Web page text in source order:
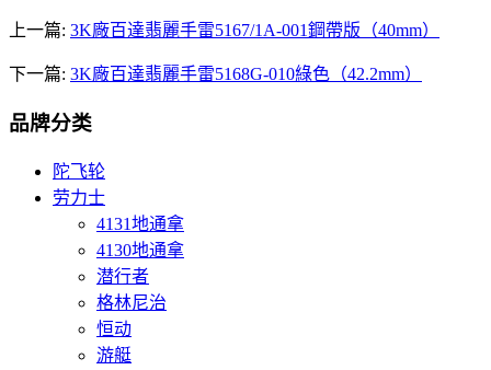
上一篇: 3K廠百達翡麗手雷5167/1A-001鋼帶版（40mm）
下一篇: 3K廠百達翡麗手雷5168G-010綠色（42.2mm）
品牌分类
陀飞轮
劳力士
4131地通拿
4130地通拿
潜行者
格林尼治
恒动
游艇